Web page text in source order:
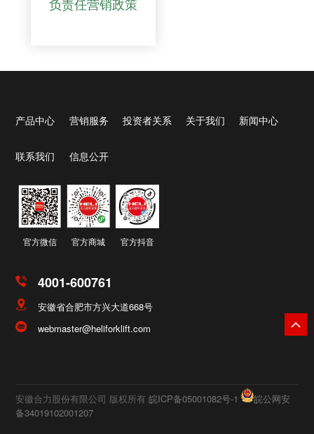
产品中心 营销服务 投资者关系 关于我们 新闻中心
联系我们 信息公开
官方微信 官方商城 官方抖音
4001-600761
安徽省合肥市方兴大道668号
webmaster@heliforklift.com
安徽合力股份有限公司 版权所有皖ICP备05001082号-1
皖公网安
备34019102001207